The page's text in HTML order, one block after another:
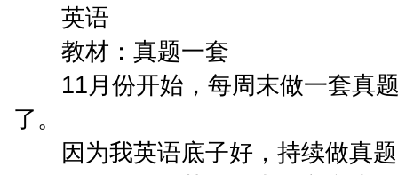
英语
教材：真题一套
11月份开始，每周末做一套真题
了。
因为我英语底子好，持续做真题